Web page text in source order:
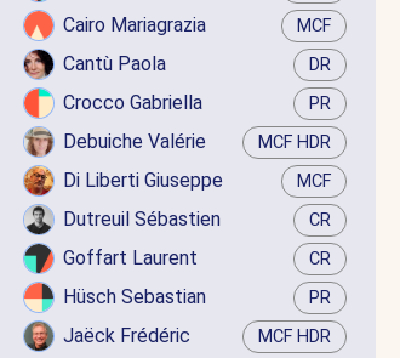
Cairo Mariagrazia MCF
Cantù Paola DR
Crocco Gabriella PR
Debuiche Valérie MCF HDR
Di Liberti Giuseppe MCF
Dutreuil Sébastien CR
Goffart Laurent CR
Hüsch Sebastian PR
Jaëck Frédéric MCF HDR